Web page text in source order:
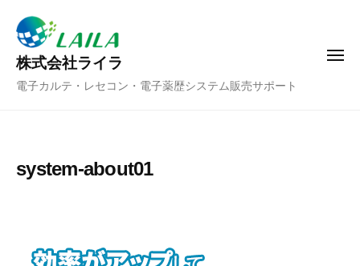
株式会社ライラ
電子カルテ・レセコン・電子薬歴システム販売サポート
メ
system-about01